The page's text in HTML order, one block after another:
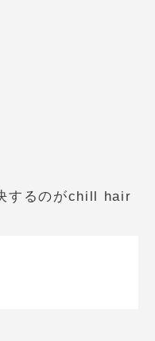
するのがchill hair